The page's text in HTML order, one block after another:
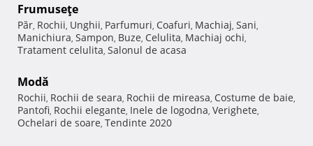
Frumuseţe
Păr, Rochii, Unghii, Parfumuri, Coafuri, Machiaj, Sani,
Manichiura, Sampon, Buze, Celulita, Machiaj ochi,
Tratament celulita, Salonul de acasa
Modă
Rochii, Rochii de seara, Rochii de mireasa, Costume de baie,
Pantofi, Rochii elegante, Inele de logodna, Verighete,
Ochelari de soare, Tendinte 2020